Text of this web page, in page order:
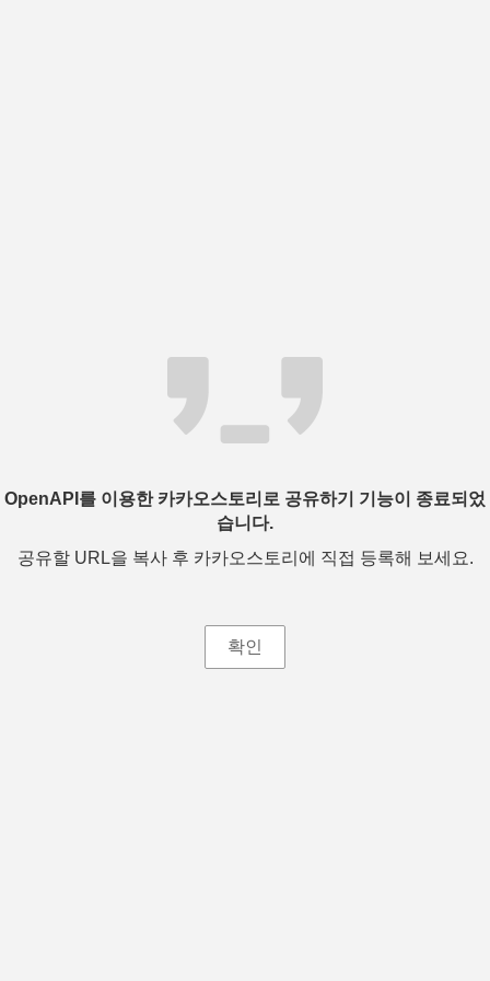
OpenAPI를 이용한 카카오스토리로 공유하기 기능이 종료되었
습니다.
공유할 URL을 복사 후 카카오스토리에 직접 등록해 보세요.
확인